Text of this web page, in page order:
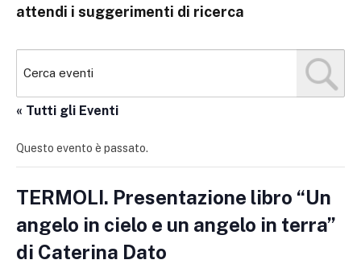
attendi i suggerimenti di ricerca
« Tutti gli Eventi
Questo evento è passato.
TERMOLI. Presentazione libro “Un
angelo in cielo e un angelo in terra”
di Caterina Dato